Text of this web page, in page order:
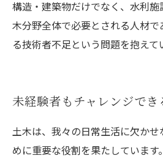
構造・建築物だけでなく、水利
木分野全体で必要とされる人材
る技術者不足という問題を抱えて
未経験者もチャレンジでき
土木は、我々の日常生活に欠か
めに重要な役割を果たしていま